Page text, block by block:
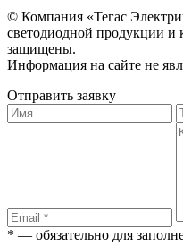
© Компания «Тегас
светодиодной продукции
защищены.
Информация на сайте не
Отправить заявку
* — обязательно для